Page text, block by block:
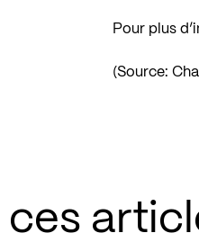
Pour plus
(Source:
ces